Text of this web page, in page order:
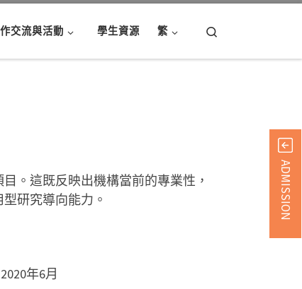
交流與活動 學生資源 繁
。這既反映出機構當前的專業性，
研究導向能力。
年6月
ADMISSION